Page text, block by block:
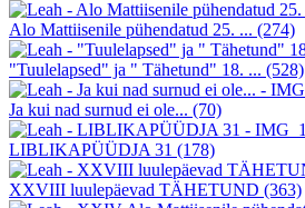
Alo Mattiisenile pühendatud 25. ... (274)
"Tuulelapsed" ja " Tähetund" 18. ... (528)
Ja kui nad surnud ei ole... (70)
LIBLIKAPÜÜDJA 31 (178)
XXVIII luulepäevad TÄHETUND (363)